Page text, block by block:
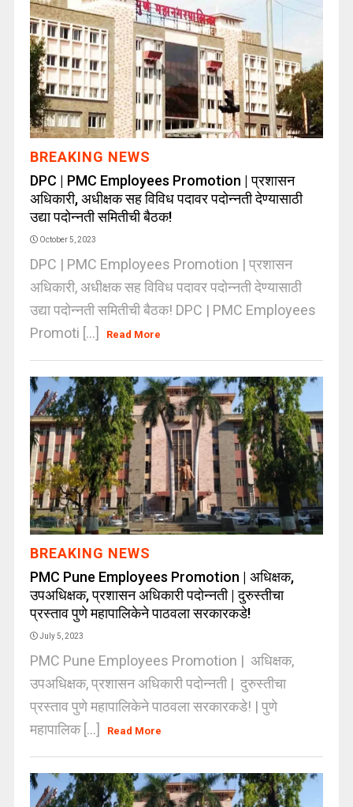
BREAKING NEWS
DPC | PMC Employees Promotion | प्रशासन
अधिकारी, अधीक्षक सह विविध पदावर पदोन्नती देण्यासाठी
उद्या पदोन्नती समितीची बैठक!
October 5, 2023
DPC | PMC Employees Promotion | प्रशासन
अधिकारी, अधीक्षक सह विविध पदावर पदोन्नती देण्यासाठी
उद्या पदोन्नती समितीची बैठक! DPC | PMC Employees
Promoti [...]
Read More
BREAKING NEWS
PMC Pune Employees Promotion | अधिक्षक,
उपअधिक्षक, प्रशासन अधिकारी पदोन्नती | दुरुस्तीचा
प्रस्ताव पुणे महापालिकेने पाठवला सरकारकडे!
July 5, 2023
PMC Pune Employees Promotion | अधिक्षक,
उपअधिक्षक, प्रशासन अधिकारी पदोन्नती | दुरुस्तीचा
प्रस्ताव पुणे महापालिकेने पाठवला सरकारकडे! | पुणे
महापालिक [...]
Read More